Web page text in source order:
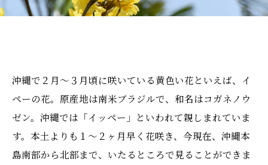
沖縄で２月～３月頃に咲いている黄色い花といえば、イ
ペーの花。原産地は南米ブラジルで、和名はコガネノウ
ゼン。沖縄では「イッペー」といわれて親しまれていま
す。本土よりも１～２ヶ月早く花咲き、今現在、沖縄本
島南部から北部まで、いたるところで見ることができま